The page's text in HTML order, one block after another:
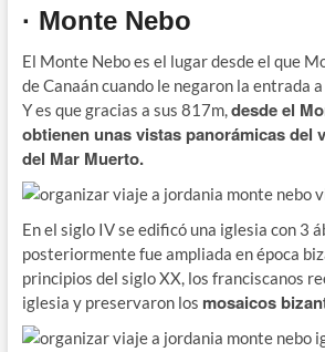
· Monte Nebo
El Monte Nebo es el lugar desde el que
de Canaán cuando le negaron la entrada
Y es que gracias a sus 817m,desde el
obtienen unas vistas panorámicas del
del Mar Muerto.
En el siglo IV se edificó una iglesia con 3
posteriormente fue ampliada en época
principios del siglo XX, los franciscanos
iglesia y preservaron los mosaicos